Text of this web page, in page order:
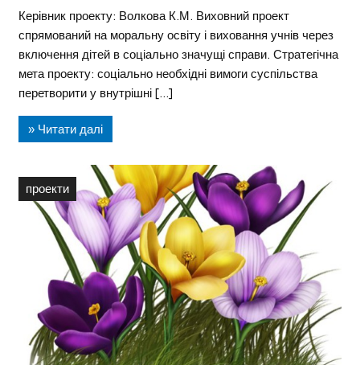
Керівник проекту: Волкова К.М. Виховний проект
спрямований на моральну освіту і виховання учнів через
включення дітей в соціально значущі справи. Стратегічна
мета проекту: соціально необхідні вимоги суспільства
перетворити у внутрішні […]
» Читати далі
проекти